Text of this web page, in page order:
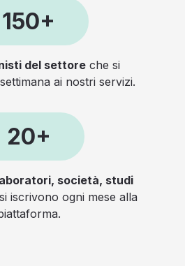
150+
del settoreche si
ai nostri servizi.
20+
società, studi
iscrivono ogni mese alla